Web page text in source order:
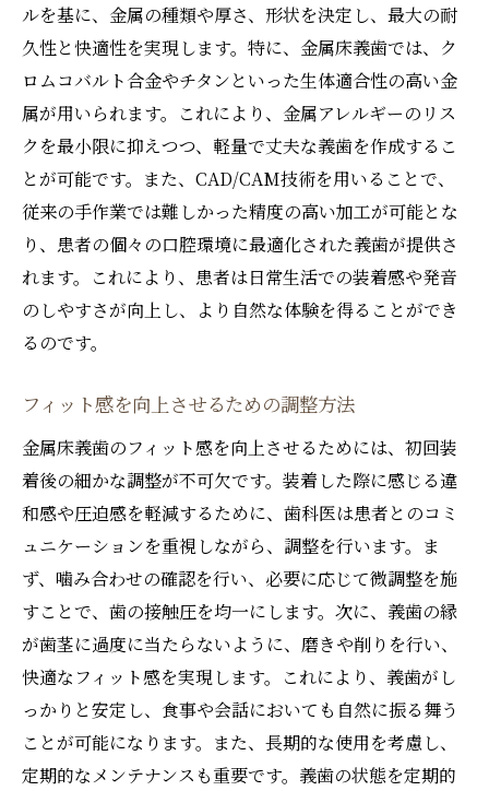
ルを基に、金属の種類や厚さ、形状を決定し、最大の耐
久性と快適性を実現します。特に、金属床義歯では、ク
ロムコバルト合金やチタンといった生体適合性の高い金
属が用いられます。これにより、金属アレルギーのリス
クを最小限に抑えつつ、軽量で丈夫な義歯を作成するこ
とが可能です。また、CAD/CAM技術を用いることで、
従来の手作業では難しかった精度の高い加工が可能とな
り、患者の個々の口腔環境に最適化された義歯が提供さ
れます。これにより、患者は日常生活での装着感や発音
のしやすさが向上し、より自然な体験を得ることができ
るのです。
フィット感を向上させるための調整方法
金属床義歯のフィット感を向上させるためには、初回装
着後の細かな調整が不可欠です。装着した際に感じる違
和感や圧迫感を軽減するために、歯科医は患者とのコミ
ュニケーションを重視しながら、調整を行います。ま
ず、噛み合わせの確認を行い、必要に応じて微調整を施
すことで、歯の接触圧を均一にします。次に、義歯の縁
が歯茎に過度に当たらないように、磨きや削りを行い、
快適なフィット感を実現します。これにより、義歯がし
っかりと安定し、食事や会話においても自然に振る舞う
ことが可能になります。また、長期的な使用を考慮し、
定期的なメンテナンスも重要です。義歯の状態を定期的